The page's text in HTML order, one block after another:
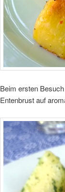
Beim ersten
Entenbrust auf